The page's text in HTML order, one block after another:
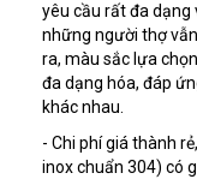
yêu cầu rất đa dạng
những người thợ
ra, màu sắc lựa
đa dạng hóa, đáp
khác nhau.
- Chi phí giá thành
inox chuẩn 304) có